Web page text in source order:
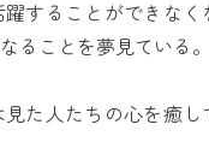
することができな
ることを夢見ている。
た人たちの心を癒